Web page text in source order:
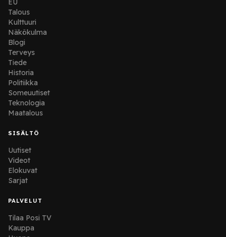
EU
Talous
Kulttuuri
Näkökulma
Blogi
Terveys
Tiede
Historia
Politiikka
Someuutiset
Teknologia
Maatalous
SISÄLTÖ
Uutiset
Videot
Elokuvat
Sarjat
PALVELUT
Tilaa Posi TV
Kauppa